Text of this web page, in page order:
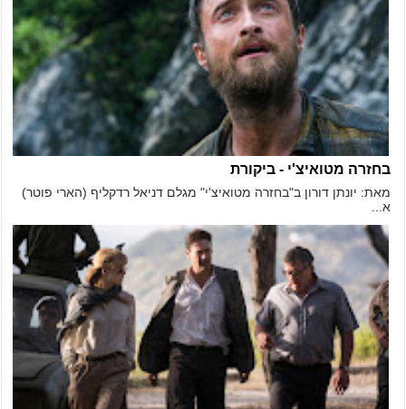
בחזרה מטואיצ'י - ביקורת
מאת: יונתן דורון ב"בחזרה מטואיצ'י" מגלם דניאל רדקליף (הארי פוטר)
א...